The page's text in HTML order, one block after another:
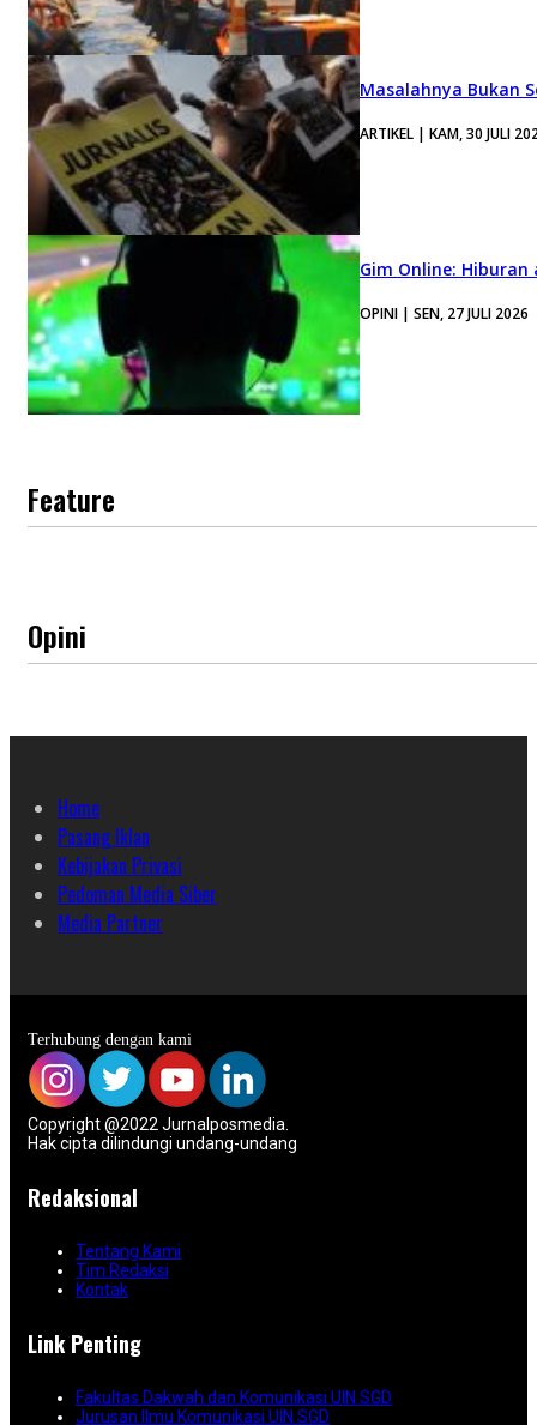
Masalahnya Bukan
ARTIKEL | KAM, 30 JULI
Gim Online:
OPINI | SEN, 27 JULI 2026
Feature
Opini
Home
Pasang Iklan
Kebijakan Privasi
Pedoman Media Siber
Media Partner
Terhubung dengan kami
Copyright @2022 Jurnalposmedia.
Hak cipta dilindungi undang-undang
Redaksional
Tentang Kami
Tim Redaksi
Kontak
Link Penting
Fakultas Dakwah dan Komunikasi UIN SGD
Jurusan Ilmu Komunikasi UIN SGD